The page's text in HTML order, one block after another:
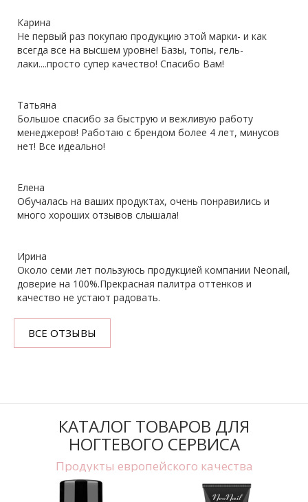
Карина
Не первый раз покупаю продукцию этой марки- и как
всегда все на высшем уровне! Базы, топы, гель-
лаки....просто супер качество! Спасибо Вам!
Татьяна
Большое спасибо за быструю и вежливую работу
менеджеров! Работаю с брендом более 4 лет, минусов
нет! Все идеально!
Елена
Обучалась на ваших продуктах, очень понравились и
много хороших отзывов слышала!
Ирина
Около семи лет пользуюсь продукцией компании Neonail,
доверие на 100%.Прекрасная палитра оттенков и
качество не устают радовать.
ВСЕ ОТЗЫВЫ
КАТАЛОГ ТОВАРОВ ДЛЯ
НОГТЕВОГО СЕРВИСА
Продукты европейского качества